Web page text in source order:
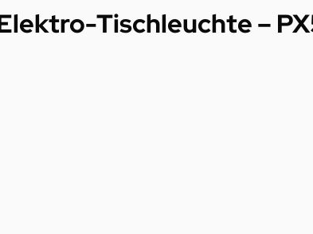
Tischleuchte –